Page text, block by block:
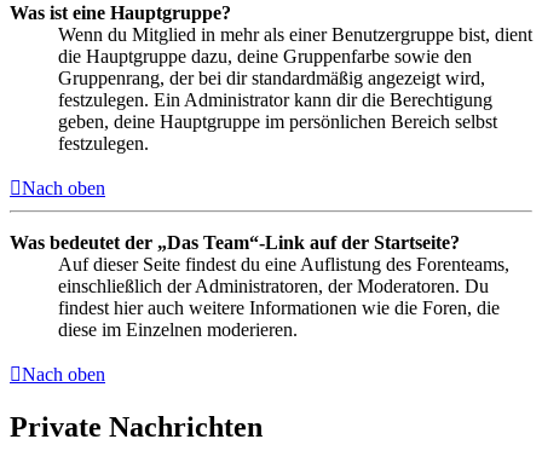
Was ist eine Hauptgruppe?
Wenn du Mitglied in mehr als einer Benutzergruppe bist, dient
die Hauptgruppe dazu, deine Gruppenfarbe sowie den
Gruppenrang, der bei dir standardmäßig angezeigt wird,
festzulegen. Ein Administrator kann dir die Berechtigung
geben, deine Hauptgruppe im persönlichen Bereich selbst
festzulegen.
Nach oben
Was bedeutet der „Das Team“-Link auf der Startseite?
Auf dieser Seite findest du eine Auflistung des Forenteams,
einschließlich der Administratoren, der Moderatoren. Du
findest hier auch weitere Informationen wie die Foren, die
diese im Einzelnen moderieren.
Nach oben
Private Nachrichten